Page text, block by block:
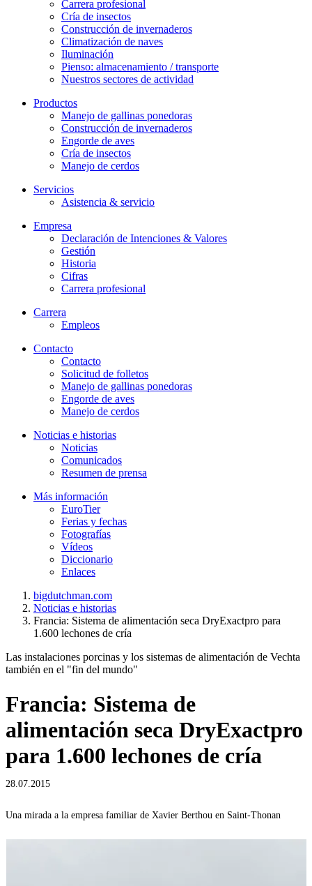
Carrera profesional
Cría de insectos
Construcción de invernaderos
Climatización de naves
Iluminación
Pienso: almacenamiento / transporte
Nuestros sectores de actividad
Productos
Manejo de gallinas ponedoras
Construcción de invernaderos
Engorde de aves
Cría de insectos
Manejo de cerdos
Servicios
Asistencia & servicio
Empresa
Declaración de Intenciones & Valores
Gestión
Historia
Cifras
Carrera profesional
Carrera
Empleos
Contacto
Contacto
Solicitud de folletos
Manejo de gallinas ponedoras
Engorde de aves
Manejo de cerdos
Noticias e historias
Noticias
Comunicados
Resumen de prensa
Más información
EuroTier
Ferias y fechas
Fotografías
Vídeos
Diccionario
Enlaces
bigdutchman.com
Noticias e historias
Francia: Sistema de alimentación seca DryExactpro para
1.600 lechones de cría
Las instalaciones porcinas y los sistemas de alimentación de Vechta
también en el "fin del mundo"
Francia: Sistema de
alimentación seca DryExactpro
para 1.600 lechones de cría
28.07.2015
Una mirada a la empresa familiar de Xavier Berthou en Saint-Thonan